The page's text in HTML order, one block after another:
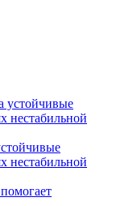
нестабильной